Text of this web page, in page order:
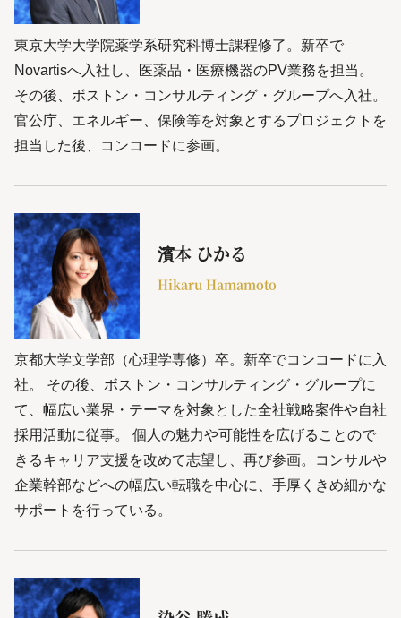
東京大学大学院薬学系研究科博士課程修了。新卒で
Novartisへ入社し、医薬品・医療機器のPV業務を担当。
その後、ボストン・コンサルティング・グループへ入社。
官公庁、エネルギー、保険等を対象とするプロジェクトを
担当した後、コンコードに参画。
濱本 ひかる
Hikaru Hamamoto
京都大学文学部（心理学専修）卒。新卒でコンコードに入
社。 その後、ボストン・コンサルティング・グループに
て、幅広い業界・テーマを対象とした全社戦略案件や自社
採用活動に従事。 個人の魅力や可能性を広げることので
きるキャリア支援を改めて志望し、再び参画。コンサルや
企業幹部などへの幅広い転職を中心に、手厚くきめ細かな
サポートを行っている。